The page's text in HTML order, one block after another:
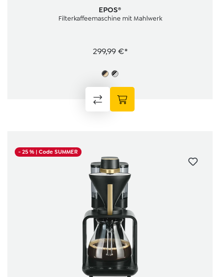
EPOS®
Filterkaffeemaschine mit Mahlwerk
299,99 €*
- 25 %| Code SUMMER